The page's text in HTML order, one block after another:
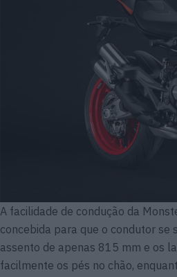
A facilidade de condução da
concebida para que o condutor se
assento de apenas 815 mm e os
facilmente os pés no chão,